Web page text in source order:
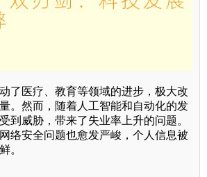
了医疗、教育等领域的进步，极大改
。然而，随着人工智能和自动化的发
到威胁，带来了失业率上升的问题。
络安全问题也愈发严峻，个人信息被
。